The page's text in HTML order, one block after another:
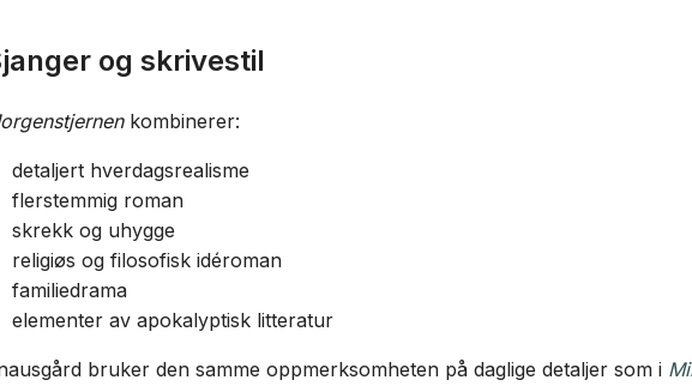
og skrivestil
kombinerer:
detaljert hverdagsrealisme
flerstemmig roman
skrekk og uhygge
religiøs og filosofisk idéroman
familiedrama
elementer av apokalyptisk litteratur
bruker den samme oppmerksomheten på daglige detaljer som i